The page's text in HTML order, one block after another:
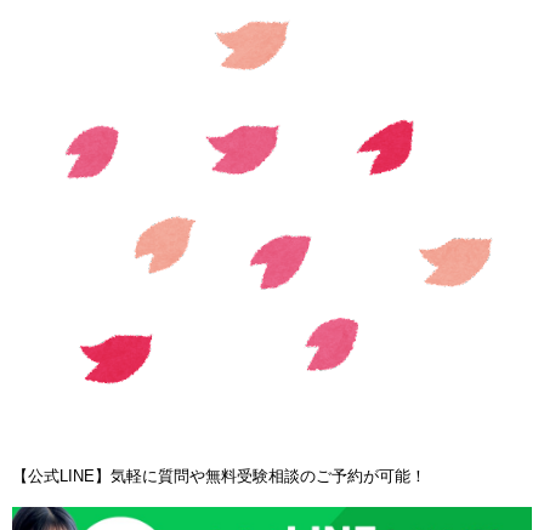
【公式LINE】気軽に質問や無料受験相談のご予約が可能！